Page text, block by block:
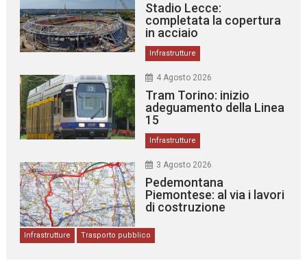
Stadio Lecce:
completata la copertura
in acciaio
Infrastrutture
4 Agosto 2026
Tram Torino: inizio
adeguamento della Linea
15
Infrastrutture
3 Agosto 2026
Pedemontana
Piemontese: al via i lavori
di costruzione
Infrastrutture Trasporto pubblico